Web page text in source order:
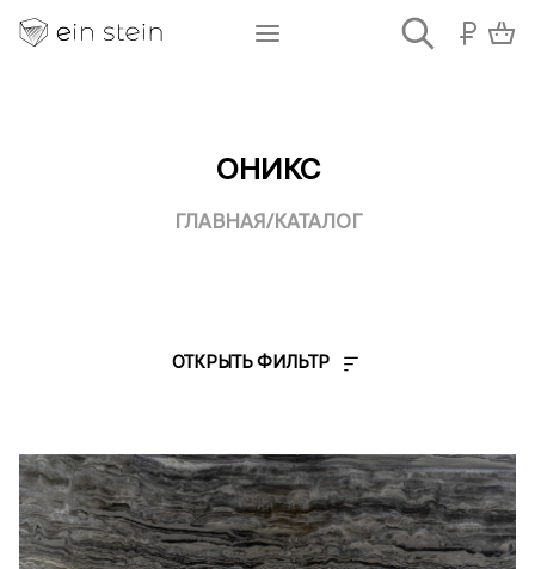
ОНИКС
ГЛАВНАЯ/КАТАЛОГ
ОТКРЫТЬ ФИЛЬТР